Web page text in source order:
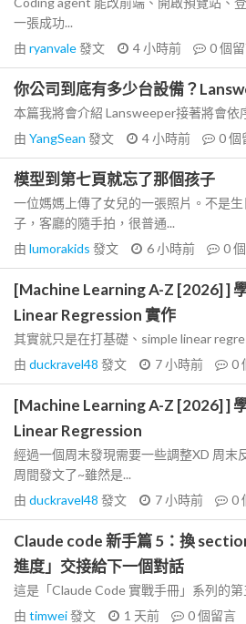
一張成功...
由 ryanvale發文 4 小時前 0個
你公司到底有多少台設備？
本篇我將會介紹 Lansweeper接著將會依
由 YangSean 發文 4 小時前 0個
模型到第七頁就忘了那個孩子
一位媽媽上傳了女兒的一張照片。不是
子，客廳的隨手拍，很普通...
由 lumorakids 發文 6 小時前 0
[Machine Learning A-Z [2026] ]
Linear Regression 實作
其實就只是在打基礎、simple linear
由 duckravel48 發文 7 小時前 0
[Machine Learning A-Z [2026] ]
Linear Regression
經過一個周末發現需要一些調整XD 周末
周間發文了~雖然是...
由 duckravel48 發文 7 小時前 0
Claude code 新手篇 5：換
進度」交接給下一個對話
這是「Claude Code 實戰手冊」系列的第
由 timwei發文 1 天前 0個留言